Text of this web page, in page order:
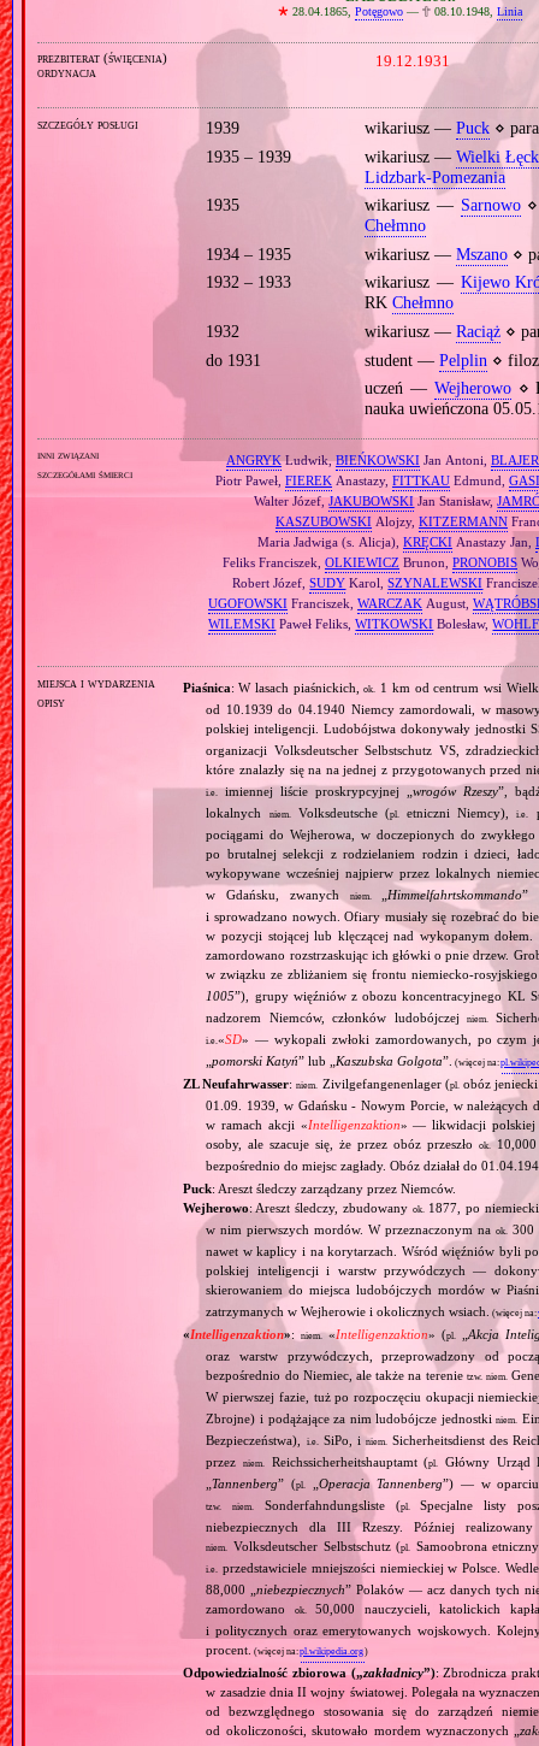
🞲 28.04.1865,Potęgowo —🕆 08.10.1948,Linia
prezbiterat (święcenia)
ordynacja
19.12.1931
szczegóły posługi 1939 wikariusz — Puck⋄
1935 – 1939
wikariusz —Wielki Łęck
Lidzbark‐Pomezania
1935
wikariusz — Sarnowo⋄
Chełmno
1934 – 1935
wikariusz — Mszano⋄
1932 – 1933
wikariusz — Kijewo
RK Chełmno
1932
wikariusz — Raciąż⋄
do 1931
student — Pelplin ⋄
uczeń — Wejherowo⋄
nauka uwieńczona
inni związani
szczegółami śmierci
ANGRYKLudwik,BIEŃKOWSKIJan Antoni, BLAJER
Piotr Paweł, FIEREKAnastazy, FITTKAUEdmund,
Walter Józef,JAKUBOWSKIJan Stanisław,
KASZUBOWSKIAlojzy, KITZERMANN
Maria Jadwiga (s. Alicja), KRĘCKIAnastazy Jan,
Feliks Franciszek, OLKIEWICZ Brunon, PRONOBIS
Robert Józef,SUDY Karol,SZYNALEWSKI
UGOFOWSKIFranciszek, WARCZAKAugust,
WILEMSKI Paweł Feliks,WITKOWSKI Bolesław,
miejsca i wydarzenia
opisy
Piaśnica: W lasach piaśnickich,ok. 1 km od centrum wsi
od 10.1939 do 04.1940 Niemcy zamordowali, w
polskiej inteligencji. Ludobójstwa dokonywały jednostki
organizacji Volksdeutscher Selbstschutz VS,
które znalazły się na na jednej z przygotowanych przed
i.e.imiennej liście proskrypcyjnej „wrogów Rzeszy”,
lokalnych
niem. Volksdeutsche (pl. etniczni Niemcy),i.e.
pociągami do Wejherowa, w doczepionych do
po brutalnej selekcji z rodzielaniem rodzin i dzieci,
wykopywane wcześniej najpierw przez lokalnych
w Gdańsku, zwanych
niem. Himmelfahrtskommando”
i sprowadzano nowych. Ofiary musiały się rozebrać do
w pozycji stojącej lub klęczącej nad wykopanym
zamordowano rozstrzaskując ich główki o pnie drzew.
w związku ze zbliżaniem się frontu
1005”), grupy więźniów z obozu koncentracyjnego KL
nadzorem Niemców, członków ludobójczej
niem.
i.e.«SD» — wykopali zwłoki zamordowanych, po czym
„pomorski Katyń” lub „ Kaszubska Golgota”. (więcej na:
ZL Neufahrwasser:niem. Zivilgefangenenlager (pl. obóz
01.09. 1939, w Gdańsku ‐ Nowym Porcie, w należących
w ramach akcji «Intelligenzaktion» — likwidacji polskiej
osoby, ale szacuje się, że przez obóz przeszło
ok.10,000
bezpośrednio do miejsc zagłady. Obóz działał do
Puck: Areszt śledczy zarządzany przez Niemców.
Wejherowo: Areszt śledczy, zbudowany ok. 1877, po
w nim pierwszych mordów. W przeznaczonym naok. 300
nawet w kaplicy i na korytarzach. Wśród więźniów byli
polskiej inteligencji i warstw przywódczych —
skierowaniem do miejsca ludobójczych mordów w
zatrzymanych w Wejherowie i okolicznych wsiach.
(więcej na:
«Intelligenzaktion»: niem.«Intelligenzaktion» (pl. „Akcja
oraz warstw przywódczych, przeprowadzony od
bezpośrednio do Niemiec, ale także na terenie tzw. niem.
W pierwszej fazie, tuż po rozpoczęciu okupacji
Zbrojne) i podążające za nim ludobójcze jednostkiniem.
Bezpieczeństwa),
i.e. SiPo, i niem. Sicherheitsdienst des
przezniem. Reichssicherheitshauptamt (pl.
Główny Urząd
„Tannenberg” (pl. Operacja Tannenberg”) — w oparciu
tzw. niem. Sonderfahndungsliste (pl.
Specjalne listy
niebezpiecznych dla III Rzeszy. Później
niem. Volksdeutscher Selbstschutz (pl. Samoobrona
i.e. przedstawiciele mniejszości niemieckiej w Polsce.
88,000 „niebezpiecznych” Polaków — acz danych tych
zamordowano
ok.
50,000 nauczycieli, katolickich
i politycznych oraz emerytowanych wojskowych.
procent. (więcej na:pl.wikipedia.org)
Odpowiedzialność zbiorowa („zakładnicy”): Zbrodnicza
w zasadzie dnia II wojny światowej. Polegała na
od bezwzględnego stosowania się do zarządzeń
od okoliczoności, skutowało mordem wyznaczonych „